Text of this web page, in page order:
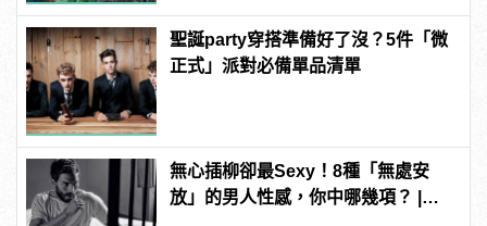
聖誕party穿搭準備好了沒？5件「微
正式」派對必備單品清單
無心插柳卻最Sexy！8種「無處安
放」的男人性感，你中哪幾項？ |